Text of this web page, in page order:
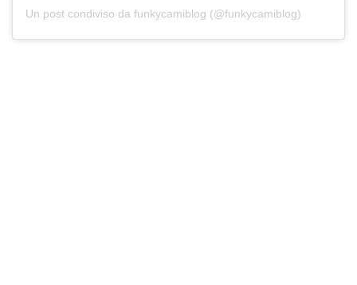
Un post condiviso da funkycamiblog (@funkycamiblog)